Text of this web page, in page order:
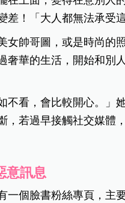
！「大人都無法承受
女帥哥圖，或是時尚的
奢華的生活，開始和別
不看，會比較開心。」
若過早接觸社交媒體
意訊息
一個臉書粉絲專頁，主